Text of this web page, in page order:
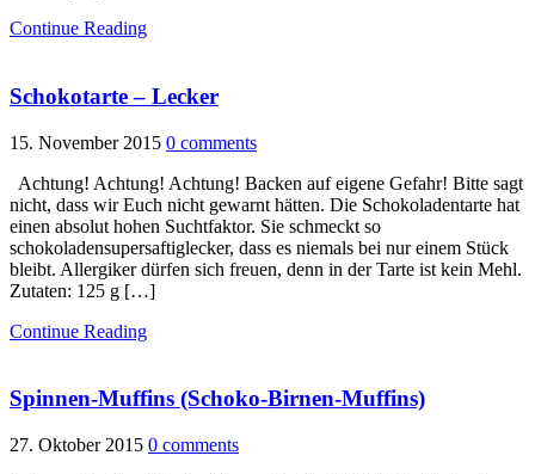
Continue Reading
Schokotarte – Lecker
15. November 2015 0 comments
Achtung! Achtung! Achtung! Backen auf eigene Gefahr! Bitte sagt
nicht, dass wir Euch nicht gewarnt hätten. Die Schokoladentarte hat
einen absolut hohen Suchtfaktor. Sie schmeckt so
schokoladensupersaftiglecker, dass es niemals bei nur einem Stück
bleibt. Allergiker dürfen sich freuen, denn in der Tarte ist kein Mehl.
Zutaten: 125 g […]
Continue Reading
Spinnen-Muffins (Schoko-Birnen-Muffins)
27. Oktober 2015 0 comments